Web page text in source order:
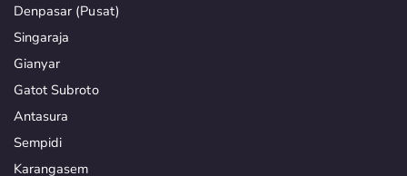
Denpasar (Pusat)
Singaraja
Gianyar
Gatot Subroto
Antasura
Sempidi
Karangasem